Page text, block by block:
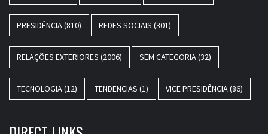
PRESIDÊNCIA(810) REDES SOCIAIS (301)
RELAÇÕES EXTERIORES (2006) SEM CATEGORIA(32)
TECNOLOGIA(12) TENDENCIAS (1) VICE PRESIDÊNCIA(86)